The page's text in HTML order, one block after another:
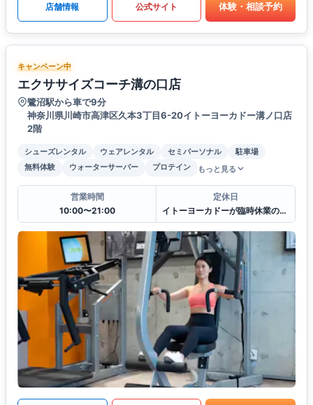
店舗情報 公式サイト 体験・相談予約
キャンペーン中
エクササイズコーチ溝の口店
鷺沼駅から車で9分
神奈川県川崎市高津区久本3丁目6-20イトーヨーカドー溝ノ口店
2階
シューズレンタル ウェアレンタル セミパーソナル
駐車場
無料体験
ウォーターサーバー プロテイン もっと見る
営業時間
10:00〜21:00
定休日
イトーヨーカドーが臨時休業の場合は当店も休業とさせていただきます。